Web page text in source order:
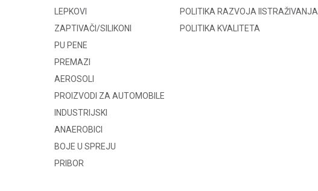
LEPKOVI
ZAPTIVAČI/SILIKONI
PU PENE
PREMAZI
AEROSOLI
PROIZVODI ZA AUTOMOBILE
INDUSTRIJSKI
ANAEROBICI
BOJE U SPREJU
PRIBOR
POLITIKA RAZVOJA IISTRAŽIVANJA
POLITIKA KVALITETA